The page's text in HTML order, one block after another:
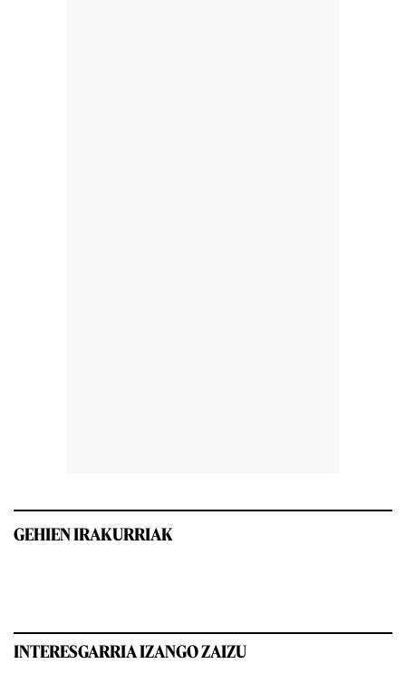
GEHIEN IRAKURRIAK
INTERESGARRIA IZANGO ZAIZU